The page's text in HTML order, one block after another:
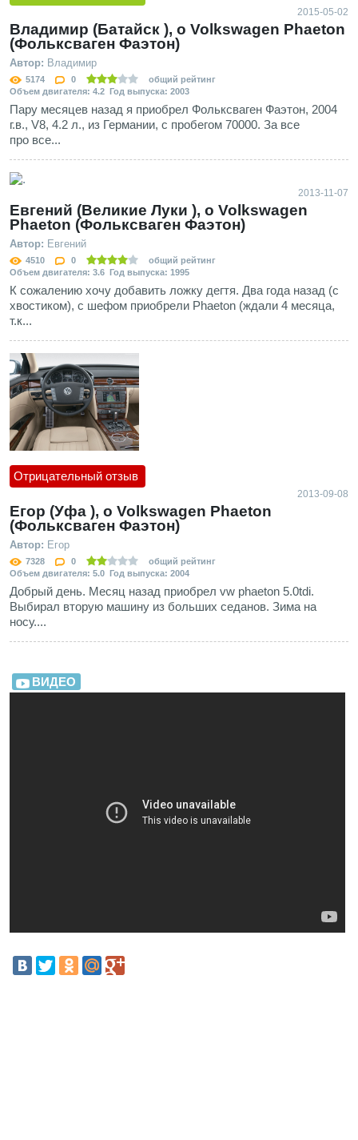
2015-05-02
Владимир (Батайск ), о Volkswagen Phaeton
(Фольксваген Фаэтон)
Автор: Владимир
5174 0
общий рейтинг
Объем двигателя: 4.2 Год выпуска: 2003
Пару месяцев назад я приобрел Фольксваген Фаэтон, 2004
г.в., V8, 4.2 л., из Германии, с пробегом 70000. За все
про все...
2013-11-07
Евгений (Великие Луки ), о Volkswagen
Phaeton (Фольксваген Фаэтон)
Автор: Евгений
4510 0
общий рейтинг
Объем двигателя: 3.6 Год выпуска: 1995
К сожалению хочу добавить ложку дегтя. Два года назад (с
хвостиком), с шефом приобрели Phaeton (ждали 4 месяца,
т.к...
Отрицательный отзыв
2013-09-08
Егор (Уфа ), о Volkswagen Phaeton
(Фольксваген Фаэтон)
Автор: Егор
7328 0
общий рейтинг
Объем двигателя: 5.0 Год выпуска: 2004
Добрый день. Месяц назад приобрел vw phaeton 5.0tdi.
Выбирал вторую машину из больших седанов. Зима на
носу....
ВИДЕО